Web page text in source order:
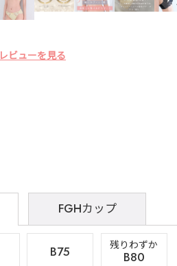
レビューを見る
FGHカップ
B75 残りわずか
B80